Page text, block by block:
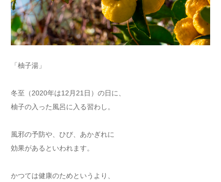
「柚子湯」
冬至（2020年は12月21日）の日に、
柚子の入った風呂に入る習わし。
風邪の予防や、ひび、あかぎれに
効果があるといわれます。
かつては健康のためというより、